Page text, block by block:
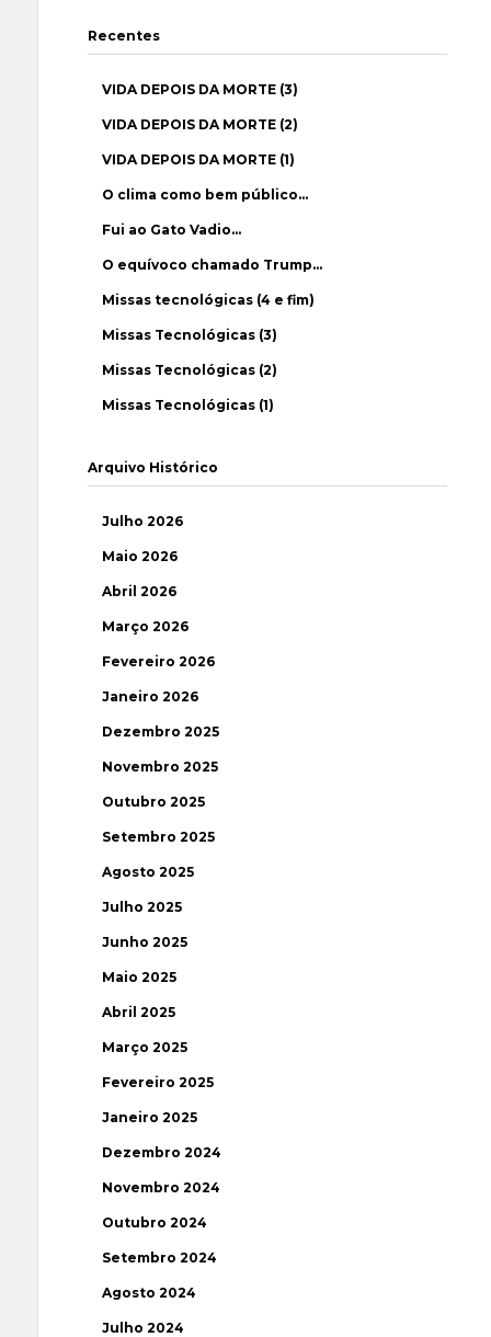
Recentes
VIDA DEPOIS DA MORTE (3)
VIDA DEPOIS DA MORTE (2)
VIDA DEPOIS DA MORTE (1)
O clima como bem público…
Fui ao Gato Vadio…
O equívoco chamado Trump…
Missas tecnológicas (4 e fim)
Missas Tecnológicas (3)
Missas Tecnológicas (2)
Missas Tecnológicas (1)
Arquivo Histórico
Julho 2026
Maio 2026
Abril 2026
Março 2026
Fevereiro 2026
Janeiro 2026
Dezembro 2025
Novembro 2025
Outubro 2025
Setembro 2025
Agosto 2025
Julho 2025
Junho 2025
Maio 2025
Abril 2025
Março 2025
Fevereiro 2025
Janeiro 2025
Dezembro 2024
Novembro 2024
Outubro 2024
Setembro 2024
Agosto 2024
Julho 2024